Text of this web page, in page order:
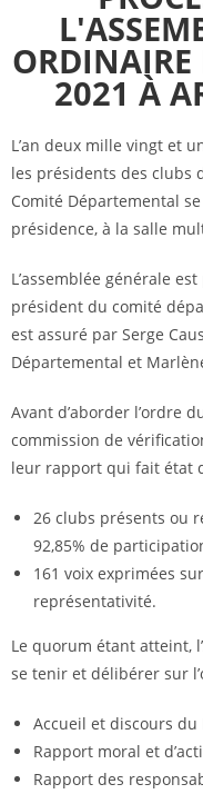
ORDINAIRE
2021 À
L’an deux mille vingt et
les présidents des clubs
Comité Départemental
présidence, à la salle
L’assemblée générale
président du comité
est assuré par Serge
Départemental et
Avant d’aborder l’ordre
commission de
leur rapport qui fait état
26 clubs présents ou
92,85% de
161 voix exprimées
représentativité.
Le quorum étant atteint,
se tenir et délibérer sur
Accueil et discours du
Rapport moral et
Rapport des